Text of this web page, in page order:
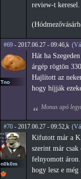
review-t keresel.
#69 - 2017.06.27 - 09:46,k
Tno
Hát ha
árgép rögtön
Hajlított az
hogy híjják
Monas apó
#70 - 2017.06.27 - 09:52,k
n0k0m
Kifutott már a
szerint már
felnyomott
hogy lesz e még